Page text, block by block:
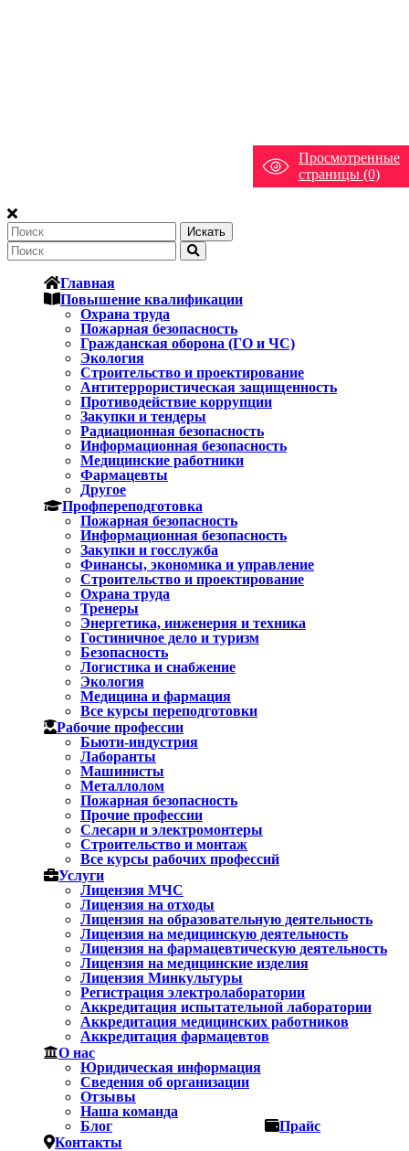
Искать
Главная
Повышение квалификации
Охрана труда
Пожарная безопасность
Гражданская оборона (ГО и ЧС)
Экология
Строительство и проектирование
Антитеррористическая защищенность
Противодействие коррупции
Закупки и тендеры
Радиационная безопасность
Информационная безопасность
Медицинские работники
Фармацевты
Другое
Профпереподготовка
Пожарная безопасность
Информационная безопасность
Закупки и госслужба
Финансы, экономика и управление
Строительство и проектирование
Охрана труда
Тренеры
Энергетика, инженерия и техника
Гостиничное дело и туризм
Безопасность
Логистика и снабжение
Экология
Медицина и фармация
Все курсы переподготовки
Рабочие профессии
Бьюти-индустрия
Лаборанты
Машинисты
Металлолом
Пожарная безопасность
Прочие профессии
Слесари и электромонтеры
Строительство и монтаж
Все курсы рабочих профессий
Услуги
Лицензия МЧС
Лицензия на отходы
Лицензия на образовательную деятельность
Лицензия на медицинскую деятельность
Лицензия на фармацевтическую деятельность
Лицензия на медицинские изделия
Лицензия Минкультуры
Регистрация электролаборатории
Аккредитация испытательной лаборатории
Аккредитация медицинских работников
Аккредитация фармацевтов
О нас
Юридическая информация
Сведения об организации
Отзывы
Наша команда
Блог
Прайс
Контакты
Просмотренные
страницы (0)